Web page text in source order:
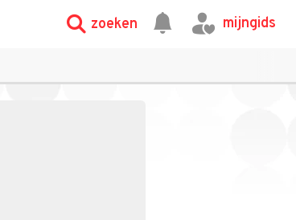
zoeken mijngids